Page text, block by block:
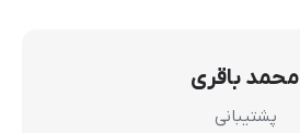
محمد باقری
پشتیبانی